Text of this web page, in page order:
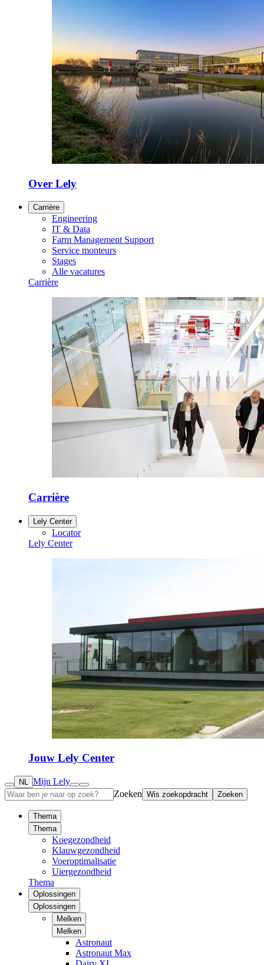
Over Lely
Carrière
Engineering
IT & Data
Farm Management Support
Service monteurs
Stages
Alle vacatures
Carrière
Carrière
Lely Center
Locator
Lely Center
Jouw Lely Center
NL Mijn Lely
Zoeken Wis zoekopdracht Zoeken
Thema
Thema
Koegezondheid
Klauwgezondheid
Voeroptimalisatie
Uiergezondheid
Thema
Oplossingen
Oplossingen
Melken
Melken
Astronaut
Astronaut Max